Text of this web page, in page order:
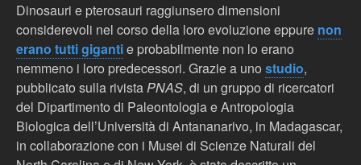
Dinosauri e pterosauri raggiunsero dimensioni
considerevoli nel corso della loro evoluzione eppure non
erano tutti gigantie probabilmente non lo erano
nemmeno i loro predecessori. Grazie a uno studio,
pubblicato sulla rivistaPNAS, di un gruppo di ricercatori
del Dipartimento di Paleontologia e Antropologia
Biologica dell’Università di Antananarivo, in Madagascar,
in collaborazione con i Musei di Scienze Naturali del